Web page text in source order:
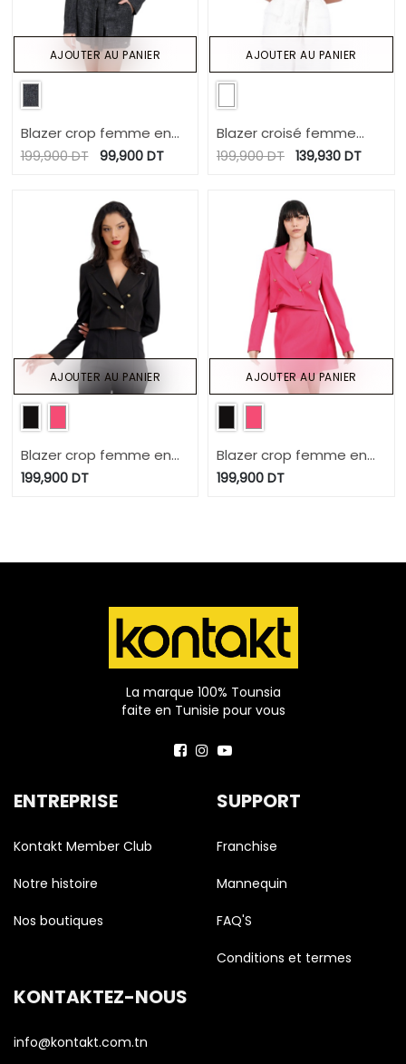
Blazer crop femme en
tweed
199,900DT 99,900DT
AJOUTER AU PANIER
Blazer croisé femme
sans manches-SAHAR
199,900DT 139,930 DT
AJOUTER AU PANIER
Blazer crop femme en
chaine et trame
199,900DT
AJOUTER AU PANIER
Blazer crop femme en
chaine et trame
199,900 DT
AJOUTER AU PANIER
La marque 100% Tounsia
faite en Tunisie pour vous
ENTREPRISE
Kontakt Member Club
Notre histoire
Nos boutiques
SUPPORT
Franchise
Mannequin
FAQ'S
Conditions et termes
KONTAKTEZ-NOUS
info@kontakt.com.tn